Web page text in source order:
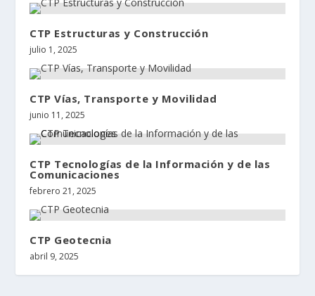
CTP Estructuras y Construcción
julio 1, 2025
CTP Vías, Transporte y Movilidad
junio 11, 2025
CTP Tecnologías de la Información y de las
Comunicaciones
febrero 21, 2025
CTP Geotecnia
abril 9, 2025